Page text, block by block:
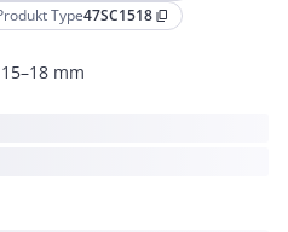
Type47SC1518 content_copy
mm